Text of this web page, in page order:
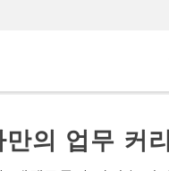
의 업무 커